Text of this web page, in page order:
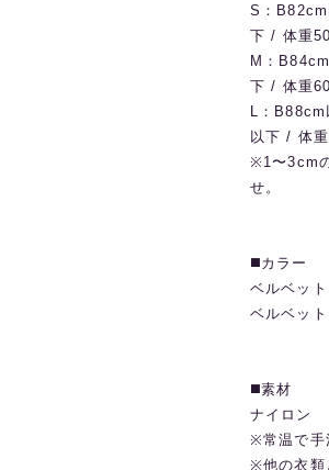
S：
下 / 体重
M：
下 / 体重
L：
以下 / 体
※1〜3cm
せ。
◼️カラー
ベルベッ
ベルベッ
◼️素材
ナイロン
※常温で手
※他の衣類